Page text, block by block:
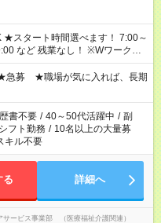
業なし！ ※Wワークの
時間超の就業はご案内できませ
上勤務は社会保険への加入対象
い派遣の原則禁止）により、
が難しい場合があります
急募 ★職場が気に入れば、長期
書不要 / 40～50代活躍中 / 副
シフト勤務 / 10名以上の大量募
キル不要
る 詳細へ
ービス事業部 （医療福祉介護関連）